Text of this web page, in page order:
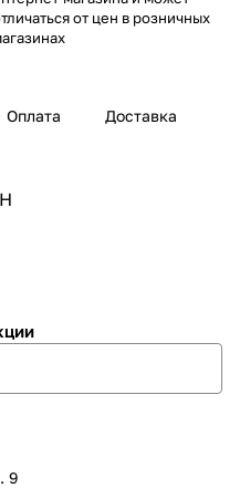
от цен в розничных
Оплата Доставка
9